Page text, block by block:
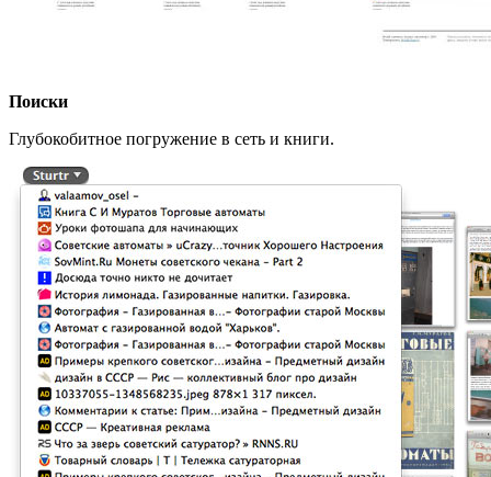
Поиски
Глубокобитное погружение в сеть и книги.